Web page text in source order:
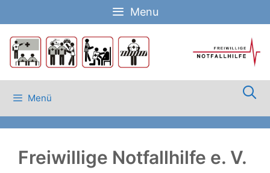
Inhalt
springen
Menu
Menü
Freiwillige Notfallhilfe e. V.